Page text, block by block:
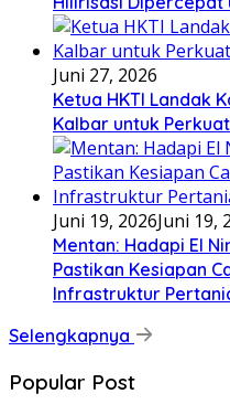
Juni 27, 2026
Ketua HKTI Landak
Kalbar untuk
Juni 19, 2026Juni 19,
Mentan: Hadapi El
Pastikan Kesiapan
Infrastruktur
Selengkapnya
Popular Post